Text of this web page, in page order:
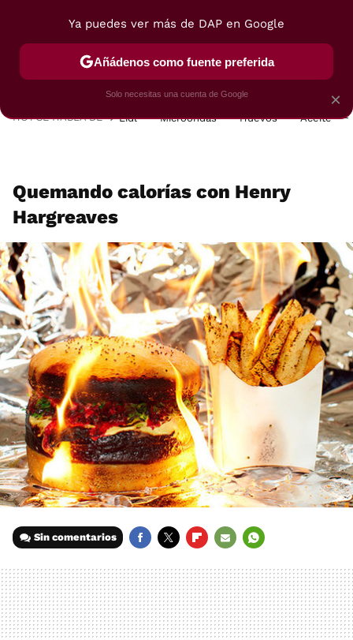
POSTRES VIAJES SELECCIÓN VEGUI
HOY SE HABLA DE Lidl Microondas Huevos Aceite
Quemando calorías con Henry
Hargreaves
Sin comentarios
MAIL
×
Ya puedes ver más de DAP en Google
Añádenos como fuente preferida
Solo necesitas una cuenta de Google